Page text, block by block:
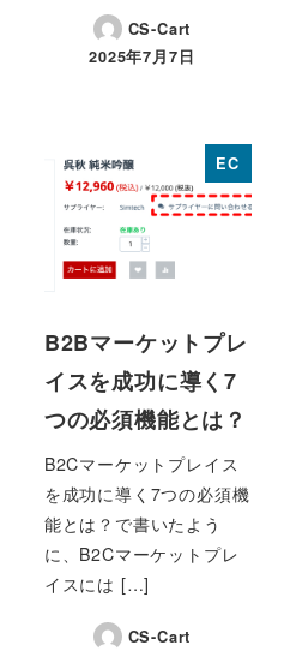
CS-Cart
投稿日
2025年7月7日
EC
B2Bマーケットプレ
イスを成功に導く7
つの必須機能とは？
B2Cマーケットプレイス
を成功に導く7つの必須機
能とは？で書いたよう
に、B2Cマーケットプレ
イスには […]
CS-Cart